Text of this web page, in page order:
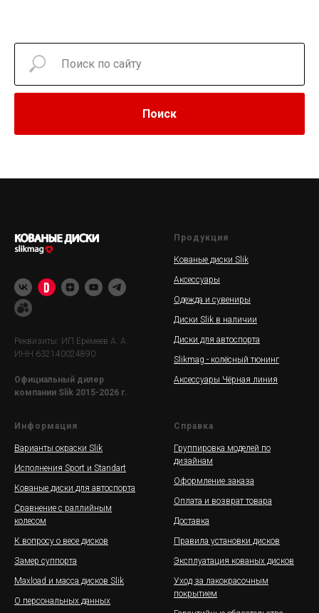
Поиск
Реквизиты: ИП Еремеев А. А.
ИНН 632140024890
Официальный дилер
компании Slik 2015-2026 г.
Продукция
Кованые диски Slik
Аксессуары
Одежда и сувениры
Диски Slik в наличии
Диски для автоспорта
Slikmag - колёсный тюнинг
Аксессуары Чёрная линия
Информация
Варианты окраски Slik
Исполнения Sport и Standart
Кованые диски для автоспорта
Сравнение с раллийным
колесом
К вопросу о весе дисков
Замер суппорта
Maxload и масса дисков Slik
О персональных данных
Справка
Группировка моделей по
дизайнам
Оформление заказа
Оплата и возврат товара
Доставка
Правила установки дисков
Эксплуатация кованых дисков
Уход за лакокрасочным
покрытием